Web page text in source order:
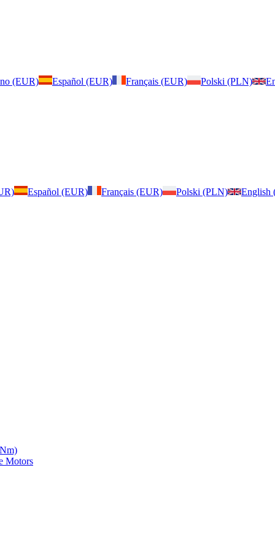
(EUR) Español (EUR) Français (EUR) Polski (PLN)
Español (EUR) Français (EUR) Polski (PLN) English
Motors